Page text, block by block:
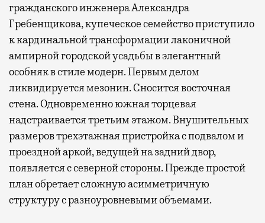
гражданского инженера Александра
Гребенщикова, купеческое семейство приступило
к кардинальной трансформации лаконичной
ампирной городской усадьбы в элегантный
особняк в стиле модерн. Первым делом
ликвидируется мезонин. Сносится восточная
стена. Одновременно южная торцевая
надстраивается третьим этажом. Внушительных
размеров трехэтажная пристройка с подвалом и
проездной аркой, ведущей на задний двор,
появляется с северной стороны. Прежде простой
план обретает сложную асимметричную
структуру с разноуровневыми объемами.